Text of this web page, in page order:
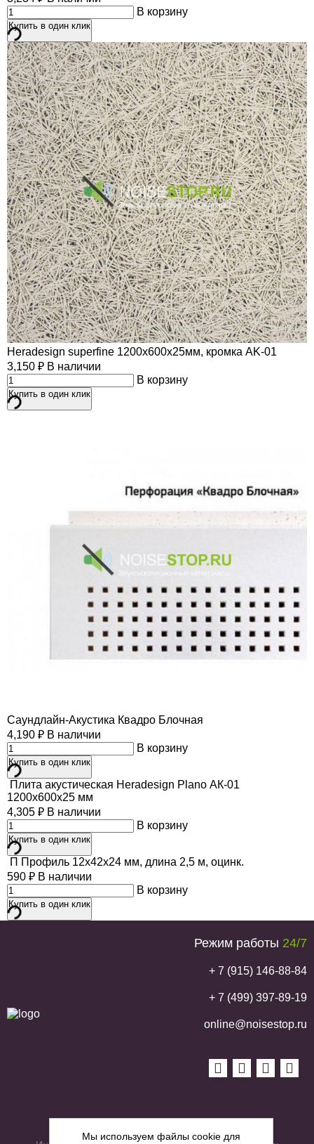
В корзину
Купить в один клик
Heradesign superfine 1200х600х25мм, кромка AK-01
3,150 ₽ В наличии
В корзину
Купить в один клик
Саундлайн-Акустика Квадро Блочная
4,190 ₽ В наличии
В корзину
Купить в один клик
Плита акустическая Heradesign Plano АК-01
1200х600х25 мм
4,305 ₽ В наличии
В корзину
Купить в один клик
П Профиль 12х42х24 мм, длина 2,5 м, оцинк.
590 ₽ В наличии
В корзину
Купить в один клик
Режим работы 24/7
+ 7 (915) 146-88-84
+ 7 (499) 397-89-19
online@noisestop.ru
Copyright © noisestop.ru 2026.
Мы используем файлы cookie для